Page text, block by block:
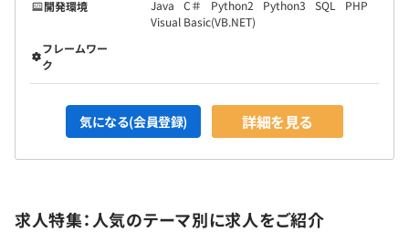
開発環境
Java C＃ Python2 Python3 SQL
PHP
Visual Basic(VB.NET)
フレームワー
ク
気になる(会員登録) 詳細を見る
求人特集：人気のテーマ別に求人をご紹介